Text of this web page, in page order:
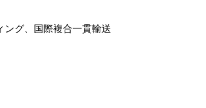
ング、国際複合一貫輸送